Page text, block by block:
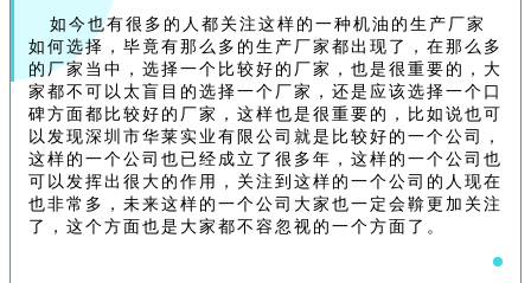
如今也有很多的人都关注这样的一种机油的生产厂家
如何选择，毕竟有那么多的生产厂家都出现了，在那么多
的厂家当中，选择一个比较好的厂家，也是很重要的，大
家都不可以太盲目的选择一个厂家，还是应该选择一个口
碑方面都比较好的厂家，这样也是很重要的，比如说也可
以发现深圳市华莱实业有限公司就是比较好的一个公司，
这样的一个公司也已经成立了很多年，这样的一个公司也
可以发挥出很大的作用，关注到这样的一个公司的人现在
也非常多，未来这样的一个公司大家也一定会鞥更加关注
了，这个方面也是大家都不容忽视的一个方面了。